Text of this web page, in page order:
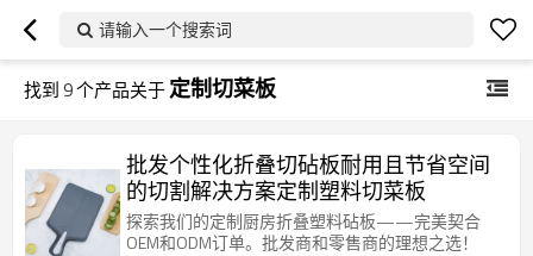
请输入一个搜索词
找到9个产品关于定制切菜板
批发个性化折叠切砧板耐用且节省空间
的切割解决方案定制塑料切菜板
探索我们的定制厨房折叠塑料砧板——完美契合
OEM和ODM订单。批发商和零售商的理想之选！